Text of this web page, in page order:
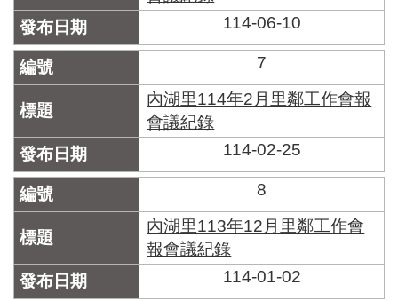
114-06-10
7
內湖里114年2月里鄰工作會報
會議紀錄
114-02-25
8
內湖里113年12月里鄰工作會
報會議紀錄
114-01-02